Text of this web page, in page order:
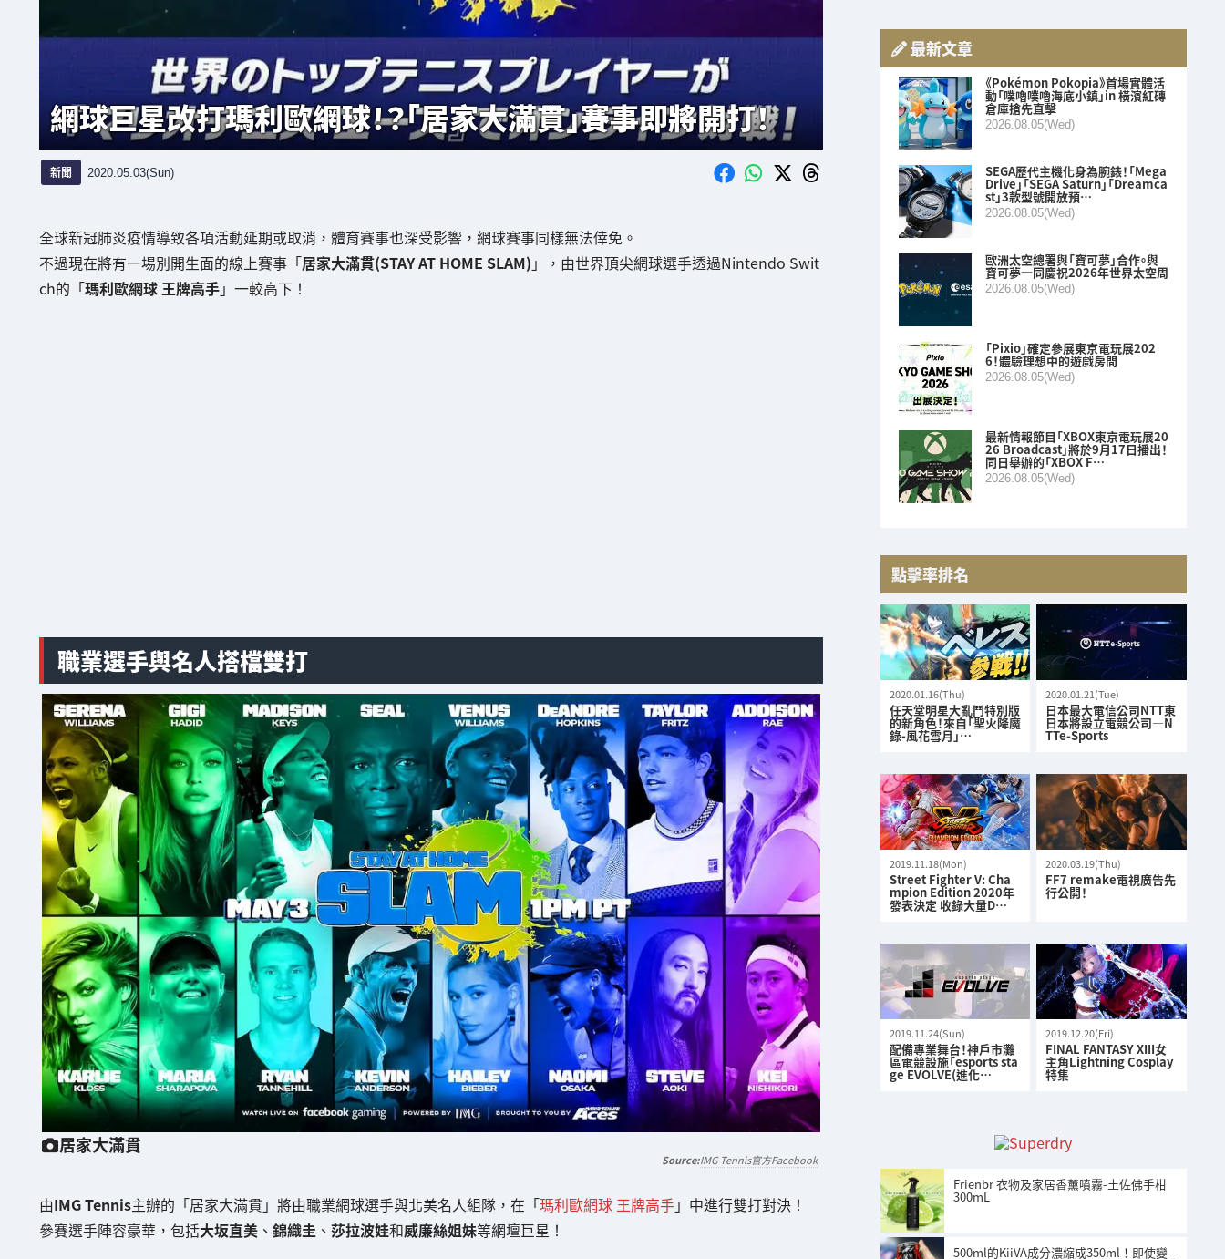
網球巨星改打瑪利歐網球！？「居家大滿貫」賽事即將開打！
新聞 2020.05.03(Sun)
全球新冠肺炎疫情導致各項活動延期或取消，體育賽事也深受影響，網球賽事同樣無法倖免。
不過現在將有一場別開生面的線上賽事「居家大滿貫(STAY AT HOME SLAM) 」，由世界頂尖網球選手透過Nintendo Swit
ch的「瑪利歐網球 王牌高手」一較高下！
職業選手與名人搭檔雙打
居家大滿貫
IMG Tennis官方Facebook
由IMG Tennis主辦的「居家大滿貫」將由職業網球選手與北美名人組隊，在「瑪利歐網球 王牌高手」中進行雙打對決！
參賽選手陣容豪華，包括大坂直美、 錦織圭、 莎拉波娃和威廉絲姐妹等網壇巨星！
最新文章
《Pokémon Pokopia》首場實體活
動「噗嚕噗嚕海底小鎮」in 橫濱紅磚
倉庫搶先直擊
2026.08.05(Wed)
SEGA歷代主機化身為腕錶！「Mega
Drive」「SEGA Saturn」「Dreamca
st」3款型號開放預…
2026.08.05(Wed)
歐洲太空總署與「寶可夢」合作。與
寶可夢一同慶祝2026年世界太空周
2026.08.05(Wed)
「Pixio」確定參展東京電玩展202
6！體驗理想中的遊戲房間
2026.08.05(Wed)
最新情報節目「XBOX東京電玩展20
26 Broadcast」將於9月17日播出！
同日舉辦的「XBOX F…
2026.08.05(Wed)
點擊率排名
2020.01.16(Thu)
任天堂明星大亂鬥特別版
的新角色！來自「聖火降魔
錄-風花雪月」…
2020.01.21(Tue)
日本最大電信公司NTT東
日本將設立電競公司—N
TTe-Sports
2019.11.18(Mon)
Street Fighter V: Cha
mpion Edition 2020年
發表決定 收錄大量D…
2020.03.19(Thu)
FF7 remake電視廣告先
行公開！
2019.11.24(Sun)
配備專業舞台！神戶市灘
區電競設施「esports sta
ge EVOLVE(進化…
2019.12.20(Fri)
FINAL FANTASY XIII女
主角Lightning Cosplay
特集
Frienbr 衣物及家居香薰噴霧-土佐佛手柑
300mL
500ml的KiiVA成分濃縮成350ml！即使變